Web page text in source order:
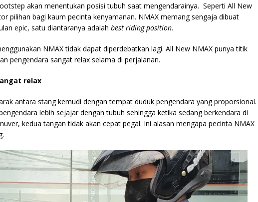
akan menentukan posisi tubuh saat mengendarainya. Seperti All New
pilihan bagi kaum pecinta kenyamanan. NMAX memang sengaja dibuat
epic, satu diantaranya adalah best riding position.
NMAX tidak dapat diperdebatkan lagi. All New NMAX punya titik
pengendara sangat relax selama di perjalanan.
relax
antara stang kemudi dengan tempat duduk pengendara yang proporsional.
lebih sejajar dengan tubuh sehingga ketika sedang berkendara di
kedua tangan tidak akan cepat pegal. Ini alasan mengapa pecinta NMAX